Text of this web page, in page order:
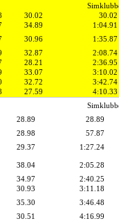
30.02
30.02
34.89
1:04.91
30.96
1:35.87
32.87
2:08.74
28.21
2:36.95
33.07
3:10.02
32.72
3:42.74
27.59
4:10.33
28.89
28.89
28.98
57.87
29.37
1:27.24
38.04
2:05.28
34.97
2:40.25
30.93
3:11.18
35.30
3:46.48
30.51
4:16.99